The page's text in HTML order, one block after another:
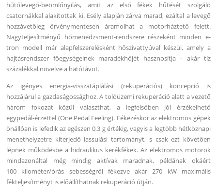
hűtőlevegő-beömlőnyílás, amit az első fékek hűtését szolgáló
csatornákkal alakítottak ki. Esély alapján zárva marad, ezáltal a levegő
hozzávetőleg örvénymentesen áramolhat a motorháztető felett.
Nagyteljesítményű hőmenedzsment-rendszere részeként minden e-
tron modell már alapfelszerelésként hőszivattyúval készül, amely a
hajtásrendszer főegységeinek maradékhőjét hasznosítja – akár tíz
százalékkal növelve a hatótávot.
Az igényes energia-visszatáplálási (rekuperációs) koncepció is
hozzájárul a gazdaságossághoz. A tolóüzemi rekuperáció alatt a vezető
három fokozat közül választhat, a legfelsőben jól érzékelhető
egypedál-érzettel (One Pedal Feeling). Fékezéskor az elektromos gépek
önállóan is lefedik az egészen 0,3 g értékig, vagyis a legtöbb hétköznapi
menethelyzetre kiterjedő lassulási tartományt, s csak ezt követően
lépnek működésbe a hidraulikus kerékfékek. Az elektromos motorok
mindazonáltal még mindig aktívak maradnak, példának okáért
100 kilométer/órás sebességről fékezve akár 270 kW maximális
fékteljesítményt is előállíthatnak rekuperáció útján.